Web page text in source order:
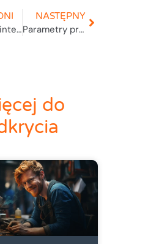
Aplikacja internetowa CMMS
NASTĘPNY
Parametry programu reklamacyjnego
do